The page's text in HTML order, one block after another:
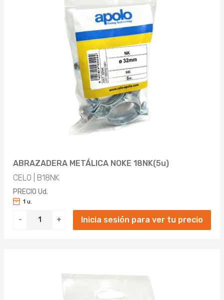
ABRAZADERA METÁLICA NOKE 18NK(5u)
CELO | B18NK
PRECIO Ud.
- +
1 u.
Inicia sesión para ver tu precio